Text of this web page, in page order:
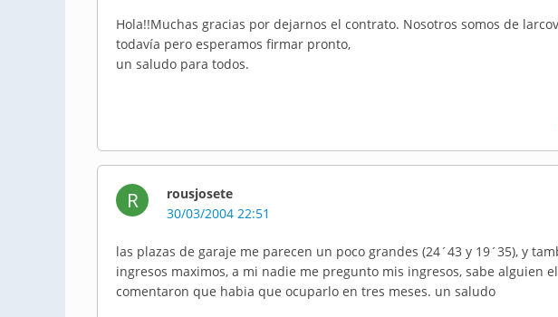
Hola!!Muchas gracias por dejarnos el contrato. Nosotros somos de
todavía pero esperamos firmar pronto,
un saludo para todos.
R
rousjosete
30/03/2004 22:51
las plazas de garaje me parecen un poco grandes (24´43 y 19´35), y
ingresos maximos, a mi nadie me pregunto mis ingresos, sabe alguien
comentaron que habia que ocuparlo en tres meses. un saludo